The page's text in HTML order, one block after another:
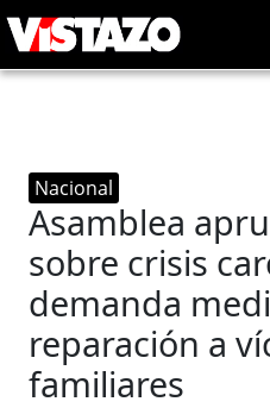
Nacional
Asamblea
sobre crisis
demanda
reparación a
familiares